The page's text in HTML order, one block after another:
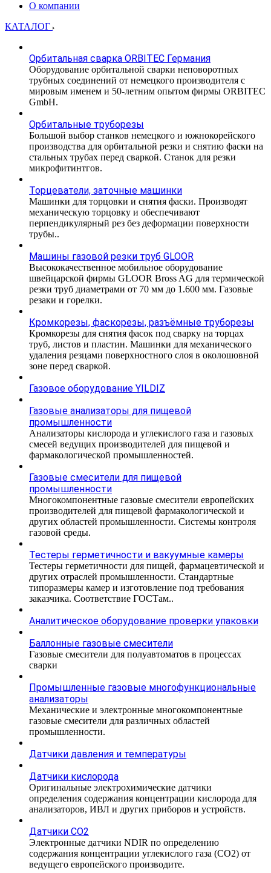
О компании
КАТАЛОГ
Орбитальная сварка ORBITEC Германия
Оборудование орбитальной сварки неповоротных
трубных соединений от немецкого производителя с
мировым именем и 50-летним опытом фирмы ORBITEC
GmbH.
Орбитальные труборезы
Большой выбор станков немецкого и южнокорейского
производства для орбитальной резки и снятию фаски на
стальных трубах перед сваркой. Станок для резки
микрофитинтгов.
Торцеватели, заточные машинки
Машинки для торцовки и снятия фаски. Производят
механическую торцовку и обеспечивают
перпендикулярный рез без деформации поверхности
трубы..
Машины газовой резки труб GLOOR
Высококачественное мобильное оборудование
швейцарской фирмы GLOOR Bross AG для термической
резки труб диаметрами от 70 мм до 1.600 мм. Газовые
резаки и горелки.
Кромкорезы, фаскорезы, разъёмные труборезы
Кромкорезы для снятия фасок под сварку на торцах
труб, листов и пластин. Машинки для механического
удаления резцами поверхностного слоя в околошовной
зоне перед сваркой.
Газовое оборудование YILDIZ
Газовые анализаторы для пищевой
промышленности
Анализаторы кислорода и углекислого газа и газовых
смесей ведущих производителей для пищевой и
фармакологической промышленностей.
Газовые смесители для пищевой
промышленности
Многокомпонентные газовые смесители европейских
производителей для пищевой фармакологической и
других областей промышленности. Системы контроля
газовой среды.
Тестеры герметичности и вакуумные камеры
Тестеры герметичности для пищей, фармацевтической и
других отраслей промышленности. Стандартные
типоразмеры камер и изготовление под требования
заказчика. Соответствие ГОСТам..
Аналитическое оборудование проверки упаковки
Баллонные газовые смесители
Газовые смесители для полуавтоматов в процессах
сварки
Промышленные газовые многофункциональные
анализаторы
Механические и электронные многокомпонентные
газовые смесители для различных областей
промышленности.
Датчики давления и температуры
Датчики кислорода
Оригинальные электрохимические датчики
определения содержания концентрации кислорода для
анализаторов, ИВЛ и других приборов и устройств.
Датчики CO2
Электронные датчики NDIR по определению
содержания концентрации углекислого газа (СО2) от
ведущего европейского производите.